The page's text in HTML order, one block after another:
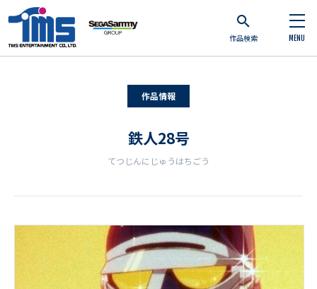
作品検索 MENU
作品情報
鉄人28号
てつじんにじゅうはちごう